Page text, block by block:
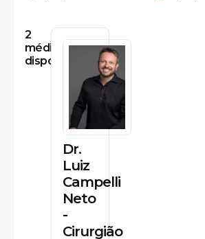
2
médicos
disponíveis
Dr.
Luiz
Campelli
Neto
-
Cirurgião